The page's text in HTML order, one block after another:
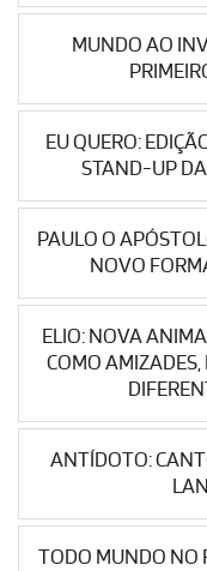
MUNDO AO
EU QUERO:
STAND-UP
PAULO O
NOVO
ELIO: NOVA
COMO AMIZADES,
ANTÍDOTO:
TODO MUNDO NO